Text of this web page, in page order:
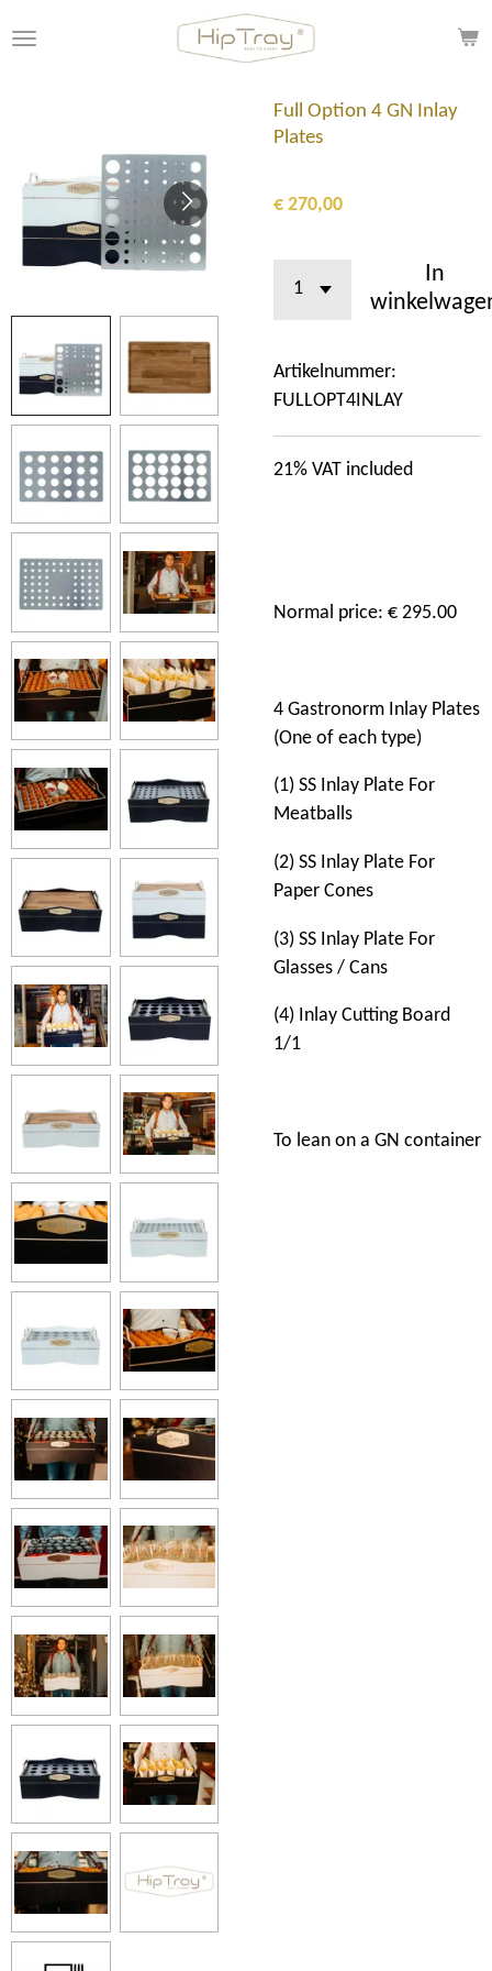
direct
Full Option 4 GN Inlay
Plates
€ 270,00
In
Artikelnummer:
FULLOPT4INLAY
21% VAT included
Normal price: € 295.00
4 Gastronorm Inlay Plates
(One of each type)
(1) SS Inlay Plate For
Meatballs
(2) SS Inlay Plate For
Paper Cones
(3) SS Inlay Plate For
Glasses / Cans
(4) Inlay Cutting Board
1/1
To lean on a GN container